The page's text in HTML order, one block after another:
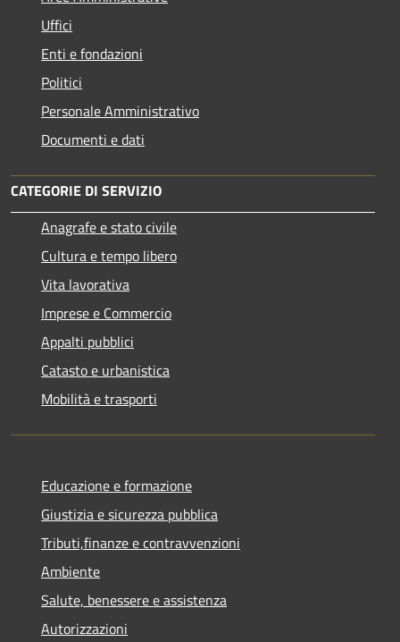
Uffici
Enti e fondazioni
Politici
Personale Amministrativo
Documenti e dati
CATEGORIE DI SERVIZIO
Anagrafe e stato civile
Cultura e tempo libero
Vita lavorativa
Imprese e Commercio
Appalti pubblici
Catasto e urbanistica
Mobilità e trasporti
Educazione e formazione
Giustizia e sicurezza pubblica
Tributi,finanze e contravvenzioni
Ambiente
Salute, benessere e assistenza
Autorizzazioni